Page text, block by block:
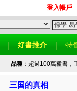
登入帳戶
好書推介 特
品種：超過100萬種書，
三国的真相